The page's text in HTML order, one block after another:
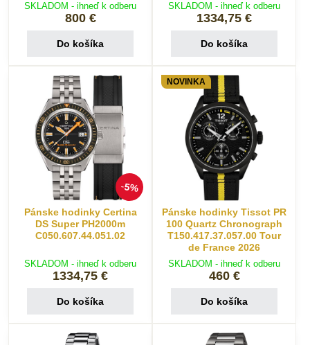
SKLADOM - ihneď k odberu
800 €
Do košíka
SKLADOM - ihneď k odberu
1334,75 €
Do košíka
5%
Pánske hodinky Certina
DS Super PH2000m
C050.607.44.051.02
SKLADOM - ihneď k odberu
1334,75 €
Do košíka
NOVINKA
Pánske hodinky Tissot PR
100 Quartz Chronograph
T150.417.37.057.00 Tour
de France 2026
SKLADOM - ihneď k odberu
460 €
Do košíka